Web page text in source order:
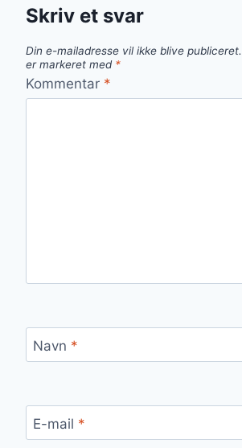
Skriv et svar
Din e-mailadresse vil ikke blive publiceret.
er markeret med *
Kommentar *
Navn *
E-mail *